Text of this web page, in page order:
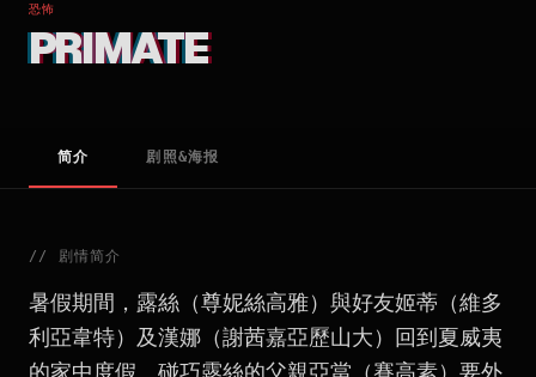
恐怖
PRIMATE
简介 剧照&海报
// 剧情简介
暑假期間，露絲（尊妮絲高雅）與好友姬蒂（維多
利亞韋特）及漢娜（謝茜嘉亞歷山大）回到夏威夷